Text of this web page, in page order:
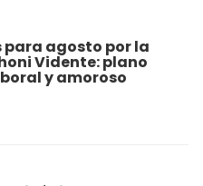
para agosto por la
Vidente: plano
y amoroso